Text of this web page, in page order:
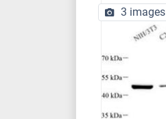
3 images